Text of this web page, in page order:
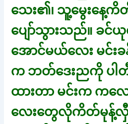
သေး၏၊ သူ့မွေးနေ့ကိ
ပျော်သွားသည်။ ခ
အောင်မယ်လေး မင်းခ
က ဘတ်ဒေးညကို ပါ
ထားတာ မင်းက ကလေ
လေးတွေလိုကိတ်မုန့်လှီ